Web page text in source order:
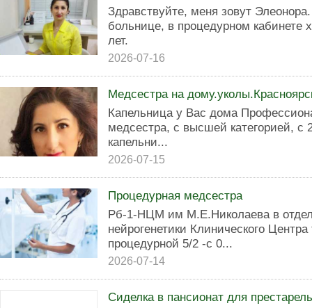
Здравствуйте, меня зовут
больнице, в процедурном кабинете
лет.
2026-07-16
Медсестра на
Капельница у Вас дома
медсестра, с высшей категорией, с
капельни...
2026-07-15
Процедурная медсестра
Рб-1-НЦМ им М.Е.Николаева в
нейрогенетики Клинического
процедурной 5/2 -с 0...
2026-07-14
Сиделка в пансионат для